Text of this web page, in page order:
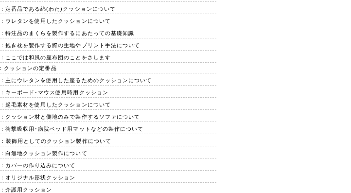
：定番品である綿(わた)クッションについて
：ウレタンを使用したクッションについて
：特注品のまくらを製作するにあたっての基礎知識
：抱き枕を製作する際の生地やプリント手法について
：ここでは和風の座布団のことをさします
：クッションの定番品
：主にウレタンを使用した座るためのクッションについて
：キーボード･マウス使用時用クッション
： 起毛素材を使用したクッションについて
：クッション材と側地のみで製作するソファについて
：衝撃吸収用･病院ベッド用マットなどの製作について
：装飾用としてのクッション製作について
：白無地クッション製作について
：カバーの作り込みについて
：オリジナル形状クッション
：介護用クッション